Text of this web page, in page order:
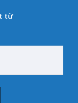
từ